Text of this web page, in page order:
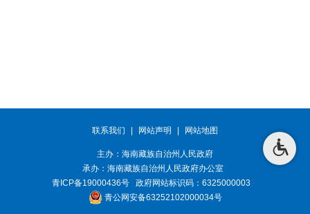
联系我们 网站声明 网站地图
主办：海南藏族自治州人民政府
承办： 海南藏族自治州人民政府办公室
青ICP备19000436号政府网站标识码：6325000003
青公网安备63252102000034号